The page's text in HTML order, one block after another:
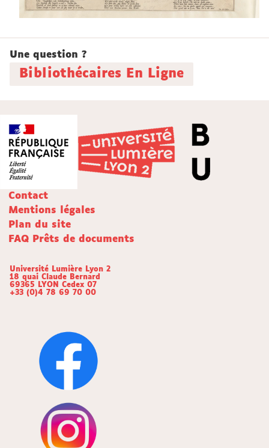
Une question ?
Bibliothécaires En Ligne
Contact
Mentions légales
Plan du site
FAQ Prêts de documents
Université Lumière Lyon 2
18 quai Claude Bernard
69365 LYON Cedex 07
+33 (0)4 78 69 70 00